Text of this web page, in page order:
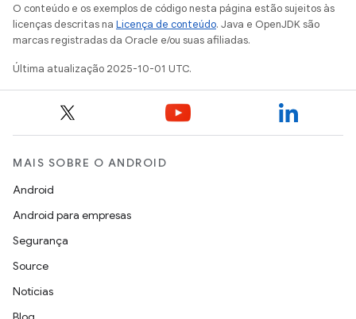
O conteúdo e os exemplos de código nesta página estão sujeitos às
licenças descritas na Licença de conteúdo. Java e OpenJDK são
marcas registradas da Oracle e/ou suas afiliadas.
Última atualização 2025-10-01 UTC.
MAIS SOBRE O ANDROID
Android
Android para empresas
Segurança
Source
Notícias